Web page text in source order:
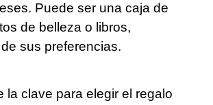
Puede ser una caja de
de belleza o libros,
sus preferencias.
la clave para elegir el regalo